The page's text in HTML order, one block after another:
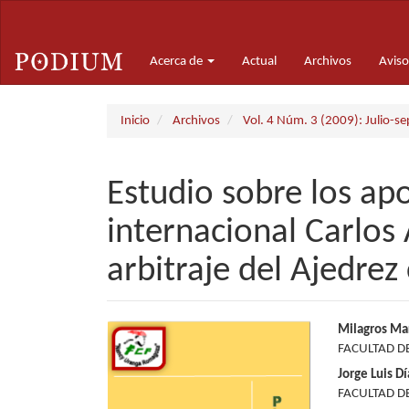
principal
Barra
Acerca de Actual Archivos
Inicio Archivos Vol. 4 Núm. 3 (2009): Julio-
Estudio sobre los
internacional Carlos
arbitraje del Ajedrez
Barra
lateral
del
Milagros
FACULTAD
Jorge Luis
FACULTAD